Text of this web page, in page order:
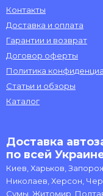
Контакты
Доставка и оплата
Гарантии и возврат
Договор оферты
Политика
Статьи и обзоры
Каталог
Доставка
по всей
Киев, Харьков,
Николаев, Херсон,
Сумы, Житомир,